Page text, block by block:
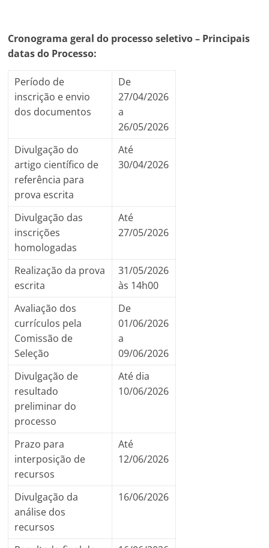
Cronograma geral do processo seletivo – Principais
datas do Processo:
Período de
inscrição e envio
dos documentos
De
27/04/2026
a
26/05/2026
Divulgação do
artigo científico de
referência para
prova escrita
Até
30/04/2026
Divulgação das
inscrições
homologadas
Até
27/05/2026
Realização da prova
escrita
31/05/2026
às 14h00
Avaliação dos
currículos pela
Comissão de
Seleção
De
01/06/2026
a
09/06/2026
Divulgação de
resultado
preliminar do
processo
Até dia
10/06/2026
Prazo para
interposição de
recursos
Até
12/06/2026
Divulgação da
análise dos
recursos
16/06/2026